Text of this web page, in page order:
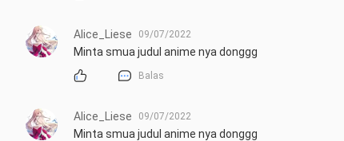
Alice_Liese 09/07/2022
Minta smua judul anime nya donggg
Balas
Alice_Liese 09/07/2022
Minta smua judul anime nya donggg